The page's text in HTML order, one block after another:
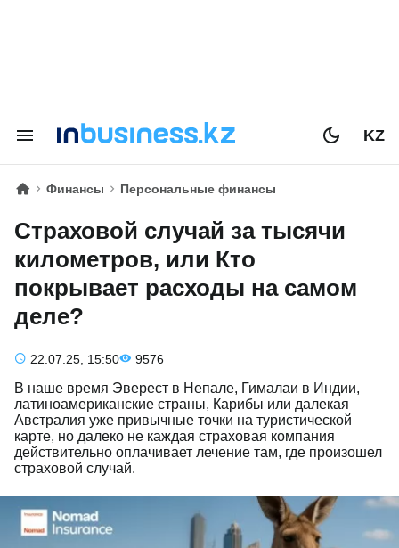
KZ
Финансы Персональные финансы
Страховой случай за тысячи
километров, или Кто
покрывает расходы на самом
деле?
22.07.25, 15:50 9576
​В наше время Эверест в Непале, Гималаи в Индии,
латиноамериканские страны, Карибы или далекая
Австралия уже привычные точки на туристической
карте, но далеко не каждая страховая компания
действительно оплачивает лечение там, где произошел
страховой случай.